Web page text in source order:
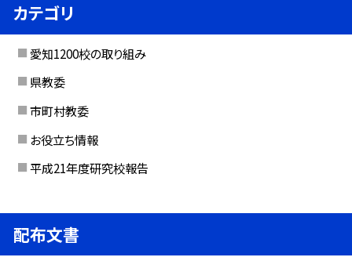
カテゴリ
愛知1200校の取り組み
県教委
市町村教委
お役立ち情報
平成21年度研究校報告
配布文書